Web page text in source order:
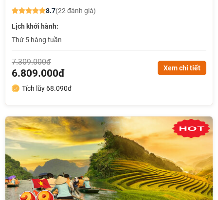
8.7(22 đánh giá)
Lịch khởi hành:
Thứ 5 hàng tuần
7.309.000đ
6.809.000đ Xem chi tiết
Tích lũy 68.090đ